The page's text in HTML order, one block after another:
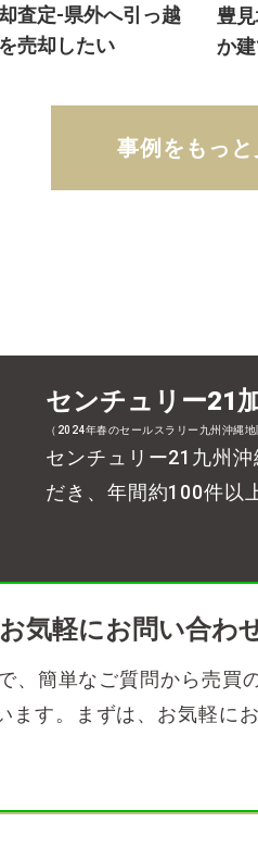
査定-県外へ引っ越
売却したい
豊
か
事例をもっと
センチュリー21
（2024年春のセールスラリー九州沖縄
センチュリー21九州
だき、年間約100件以
気軽にお問い合わ
、簡単なご質問から売買
ます。まずは、お気軽に